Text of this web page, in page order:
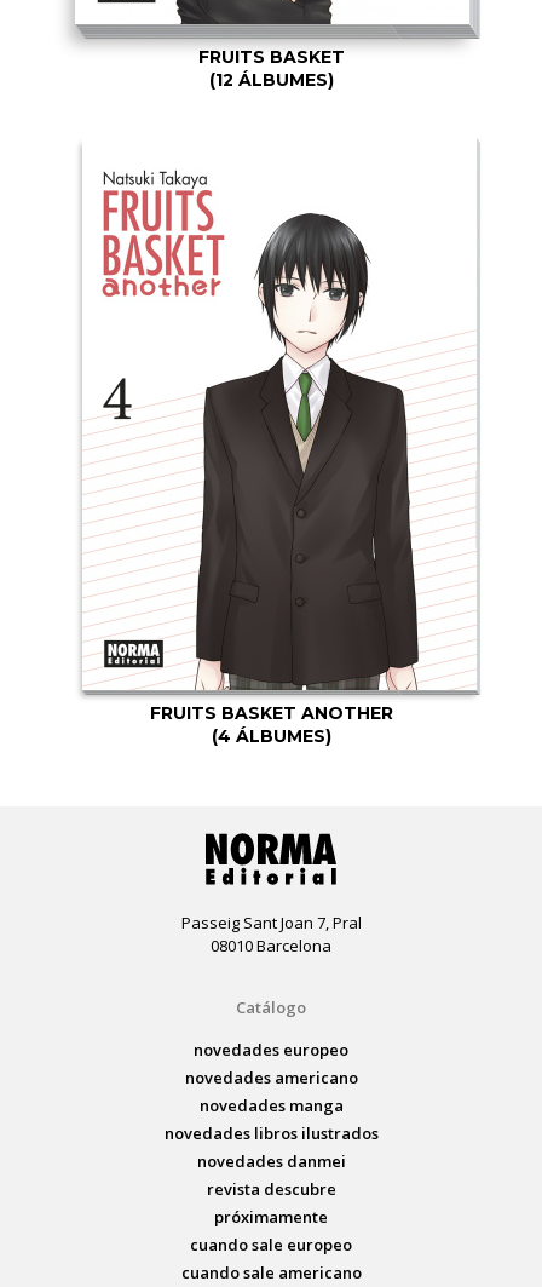
FRUITS BASKET
(12 ÁLBUMES)
FRUITS BASKET ANOTHER
(4 ÁLBUMES)
Passeig Sant Joan 7, Pral
08010 Barcelona
Catálogo
novedades europeo
novedades americano
novedades manga
novedades libros ilustrados
novedades danmei
revista descubre
próximamente
cuando sale europeo
cuando sale americano